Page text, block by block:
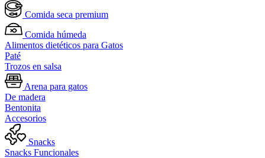
Comida seca premium
Comida húmeda
Alimentos dietéticos para Gatos
Paté
Trozos en salsa
Arena para gatos
De madera
Bentonita
Accesorios
Snacks
Snacks Funcionales